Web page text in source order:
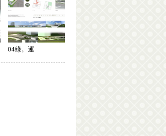
04綠。運